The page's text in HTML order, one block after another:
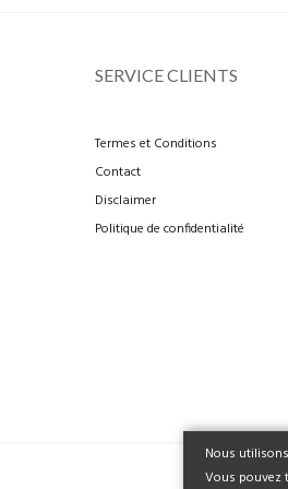
SERVICE CLIENTS
Termes et Conditions
Contact
Disclaimer
Politique de confidentialité
Nous
Vous pouvez